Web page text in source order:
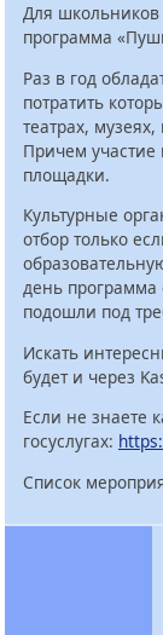
Для школьников
программа
Раз в год
потратить
театрах,
Причем участие
площадки.
Культурные
отбор только
день
подошли под
Искать
будет и через
Если не знаете
госуслугах:
Список